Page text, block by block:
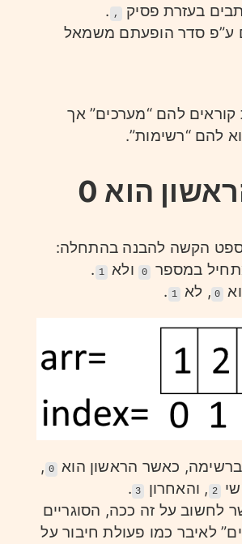
בעזרת פסיק ,
.
ע”פ סדר הופעתם משמאל
קוראים להם “מערכים” אך
להם “רשימות”.
הוא 0
הקשה להבנה בהתחלה:
במספר
0 ולא 1
.
0 , לא 1
.
0
,
2 , והאחרון 3
.
לחשוב על זה ככה, הסוגריים
לאיבר כמו פעולת חיבור על